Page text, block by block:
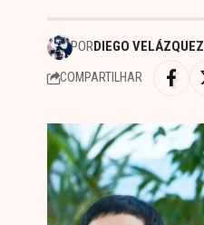
PORDIEGO VELÁZQUEZ
COMPARTILHAR